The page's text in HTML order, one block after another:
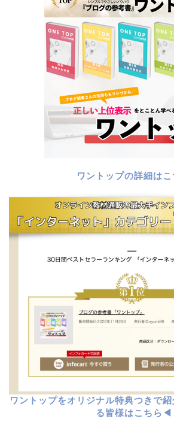
ワントップの詳細はこ
ワントップをオリジナル特典つきで
る皆様はこちら◀︎